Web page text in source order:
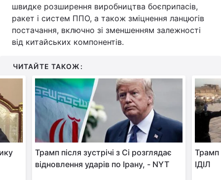
швидке розширення виробництва боєприпасів,
ракет і систем ППО, а також зміцнення ланцюгів
постачання, включно зі зменшенням залежності
від китайських компонентів.
ЧИТАЙТЕ ТАКОЖ:
Трамп після зустрічі з Сі розглядає
відновлення ударів по Ірану, - NYT
Трамп
ІДІЛ